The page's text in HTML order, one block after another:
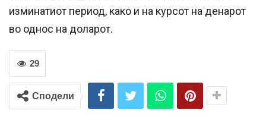
изминатиот период, како и на курсот на денарот
во однос на доларот.
29
Сподели